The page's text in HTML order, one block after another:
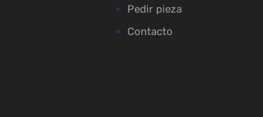
Pedir pieza
Contacto